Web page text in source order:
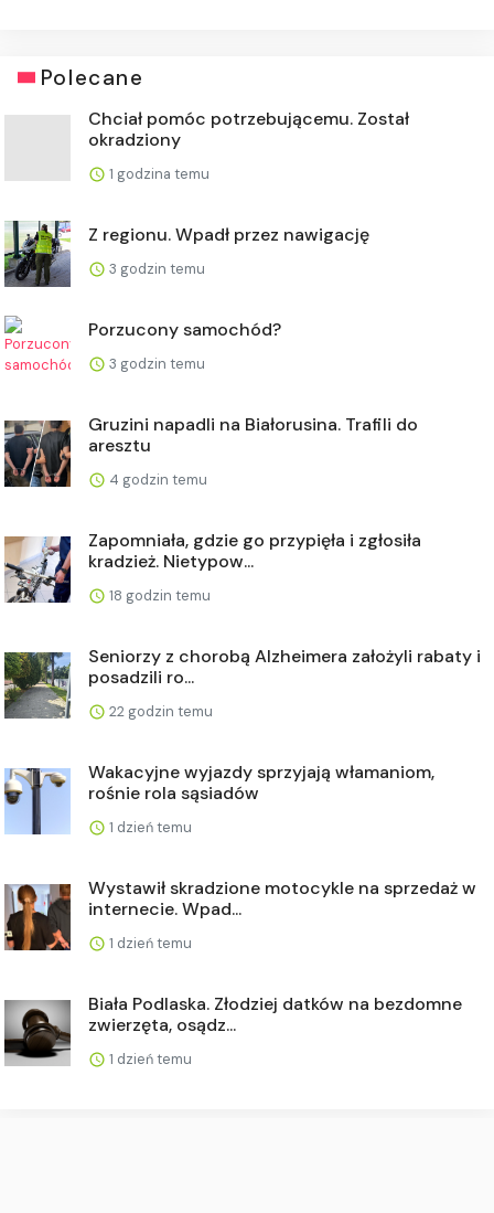
Polecane
Chciał pomóc potrzebującemu. Został
okradziony
1 godzina temu
Z regionu. Wpadł przez nawigację
3 godzin temu
Porzucony samochód?
3 godzin temu
Gruzini napadli na Białorusina. Trafili do
aresztu
4 godzin temu
Zapomniała, gdzie go przypięła i zgłosiła
kradzież. Nietypow...
18 godzin temu
Seniorzy z chorobą Alzheimera założyli rabaty i
posadzili ro...
22 godzin temu
Wakacyjne wyjazdy sprzyjają włamaniom,
rośnie rola sąsiadów
1 dzień temu
Wystawił skradzione motocykle na sprzedaż w
internecie. Wpad...
1 dzień temu
Biała Podlaska. Złodziej datków na bezdomne
zwierzęta, osądz...
1 dzień temu